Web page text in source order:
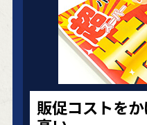
販促コストを